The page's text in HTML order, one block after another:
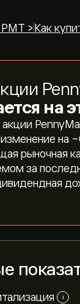
> Как
на
на
рыночная
за
i